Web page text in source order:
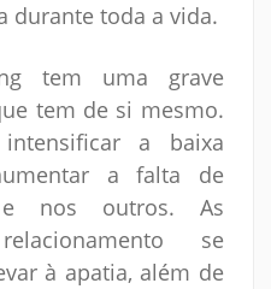
durante toda a vida.
tem uma grave
tem de si mesmo.
a baixa
a falta de
nos outros. As
se
à apatia, além de